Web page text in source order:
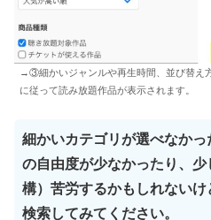
→③細かいジャンルや再生時間、並び替
に従って読み放題作品が表示されます。
細かいカテゴリが選べなか
の自由度が少なかったり、少
構）苦労するかもしれないけ
検索してみてください。